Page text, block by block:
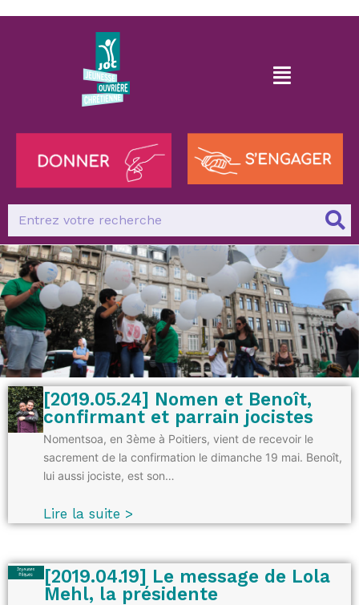
[2019.05.24] Nomen et Benoît,
confirmant et parrain jocistes
Nomentsoa, en 3ème à Poitiers, vient de recevoir le
sacrement de la confirmation le dimanche 19 mai. Benoît,
lui aussi jociste, est son…
Lire la suite >
[2019.04.19] Le message de Lola
Mehl, la présidente